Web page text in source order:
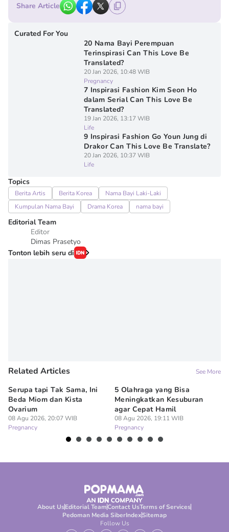
Share Article
Curated For You
20 Nama Bayi Perempuan
Terinspirasi Can This Love Be
Translated?
20 Jan 2026, 10:48 WIB
Pregnancy
7 Inspirasi Fashion Kim Seon Ho
dalam Serial Can This Love Be
Translated?
19 Jan 2026, 13:17 WIB
Life
9 Inspirasi Fashion Go Youn Jung di
Drakor Can This Love Be Translate?
20 Jan 2026, 10:37 WIB
Life
Topics
Berita Artis Berita Korea
Nama Bayi Laki-Laki
Kumpulan Nama Bayi
Drama Korea nama bayi
Editorial Team
Editor
Dimas Prasetyo
Tonton lebih seru di
Related Articles See More
Serupa tapi Tak Sama, Ini
Beda Miom dan Kista
Ovarium
08 Agu 2026, 20:07 WIB
Pregnancy
5 Olahraga yang Bisa
Meningkatkan Kesuburan
agar Cepat Hamil
08 Agu 2026, 19:11 WIB
Pregnancy
About UsEditorial TeamContact UsTerms of Services
Pedoman Media SiberIndexSitemap
Follow Us